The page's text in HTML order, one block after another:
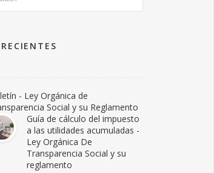
- Ley Orgánica de
Social y su Reglamento
Guía de cálculo del impuesto
a las utilidades acumuladas -
Ley Orgánica De
Transparencia Social y su
reglamento